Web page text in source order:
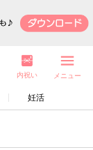
妊活
内祝い メニュー